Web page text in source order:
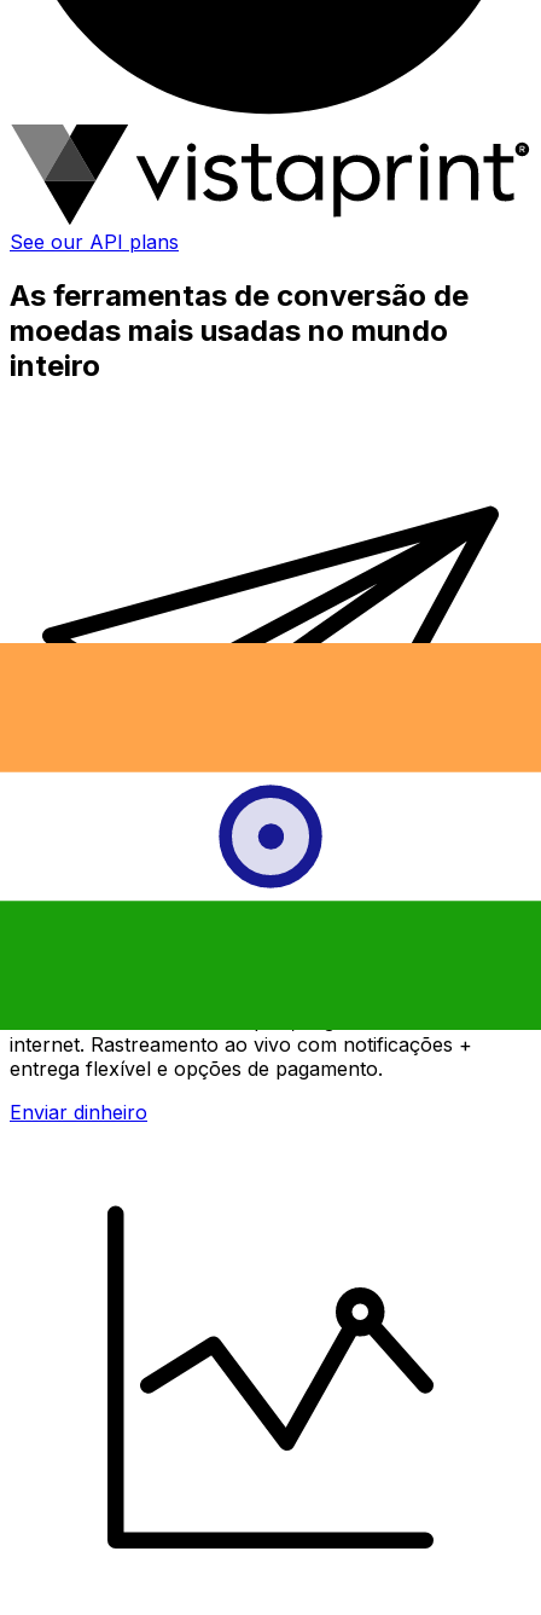
See our API plans
As ferramentas de conversão de
moedas mais usadas no mundo
inteiro
internet. Rastreamento ao vivo com notificações +
entrega flexível e opções de pagamento.
Enviar dinheiro